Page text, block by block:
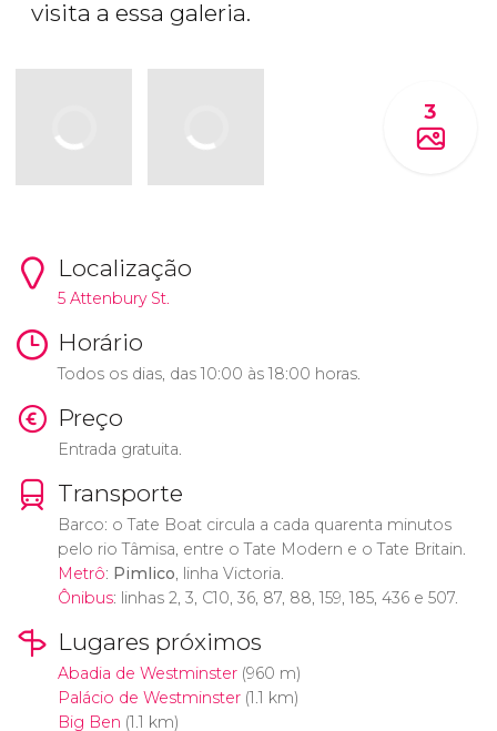
visita a essa galeria.
3
Localização
5 Attenbury St.
Horário
Todos os dias, das 10:00 às 18:00 horas.
Preço
Entrada gratuita.
Transporte
Barco: o Tate Boat circula a cada quarenta minutos
pelo rio Tâmisa, entre o Tate Modern e o Tate Britain.
Metrô: Pimlico, linha Victoria.
Ônibus: linhas 2, 3, C10, 36, 87, 88, 159, 185, 436 e 507.
Lugares próximos
Abadia de Westminster(960 m)
Palácio de Westminster(1.1 km)
Big Ben (1.1 km)